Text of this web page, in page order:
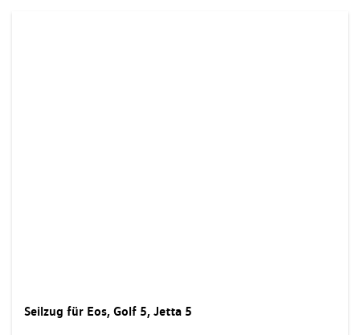
Seilzug für Eos, Golf 5, Jetta 5